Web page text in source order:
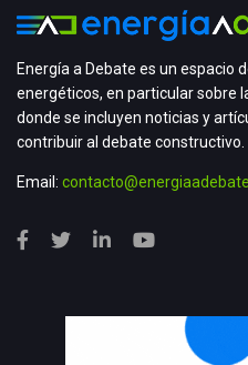
Energía a Debate es un espacio
energéticos, en particular sobre
donde se incluyen noticias y
contribuir al debate constructivo.
Email: